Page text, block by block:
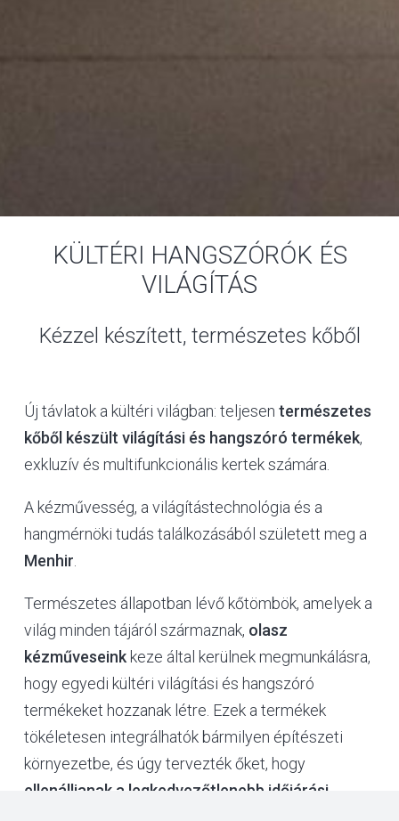
KÜLTÉRI HANGSZÓRÓK ÉS
VILÁGÍTÁS
Kézzel készített, természetes kőből
Új távlatok a kültéri világban: teljesen természetes
kőből készült világítási és hangszóró termékek,
exkluzív és multifunkcionális kertek számára.
A kézművesség, a világítástechnológia és a
hangmérnöki tudás találkozásából született meg a
Menhir
Természetes állapotban lévő kőtömbök, amelyek a
világ minden tájáról származnak, olasz
kézműveseink keze által kerülnek megmunkálásra,
hogy egyedi kültéri világítási és hangszóró
termékeket hozzanak létre. Ezek a termékek
tökéletesen integrálhatók bármilyen építészeti
környezetbe, és úgy tervezték őket, hogy
ellenálljanak a legkedvezőtlenebb időjárási